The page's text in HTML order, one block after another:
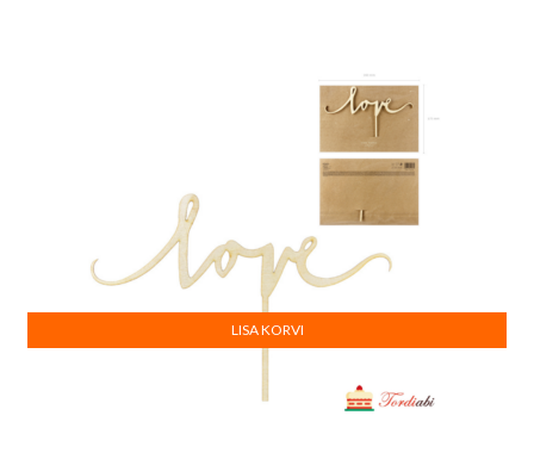
LISA KORVI